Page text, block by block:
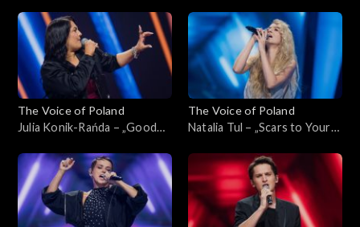
Nokaut, 2 listopada 2024
Poland”, Nokaut, 2 listopada
2024
The Voice of Poland
Julia Konik-Rańda – „Good
Nokaut, 2 listopada 2024
The Voice of Poland
Natalia Tul – „Scars to Your
Poland”, Nokaut, 2 listopada
2024